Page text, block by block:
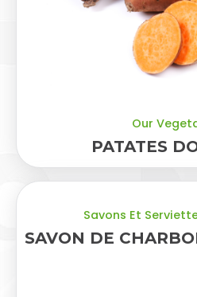
Our
PATATES
Savons Et
SAVON DE